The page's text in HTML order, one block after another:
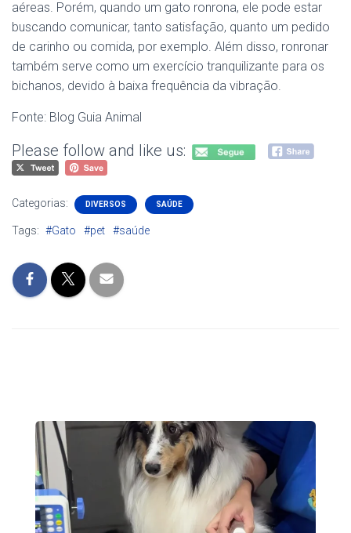
aéreas. Porém, quando um gato ronrona, ele pode estar
buscando comunicar, tanto satisfação, quanto um pedido
de carinho ou comida, por exemplo. Além disso, ronronar
também serve como um exercício tranquilizante para os
bichanos, devido à baixa frequência da vibração.
Fonte: Blog Guia Animal
Please follow and like us:
Categorias: DIVERSOS SAÚDE
Tags: #Gato #pet #saúde